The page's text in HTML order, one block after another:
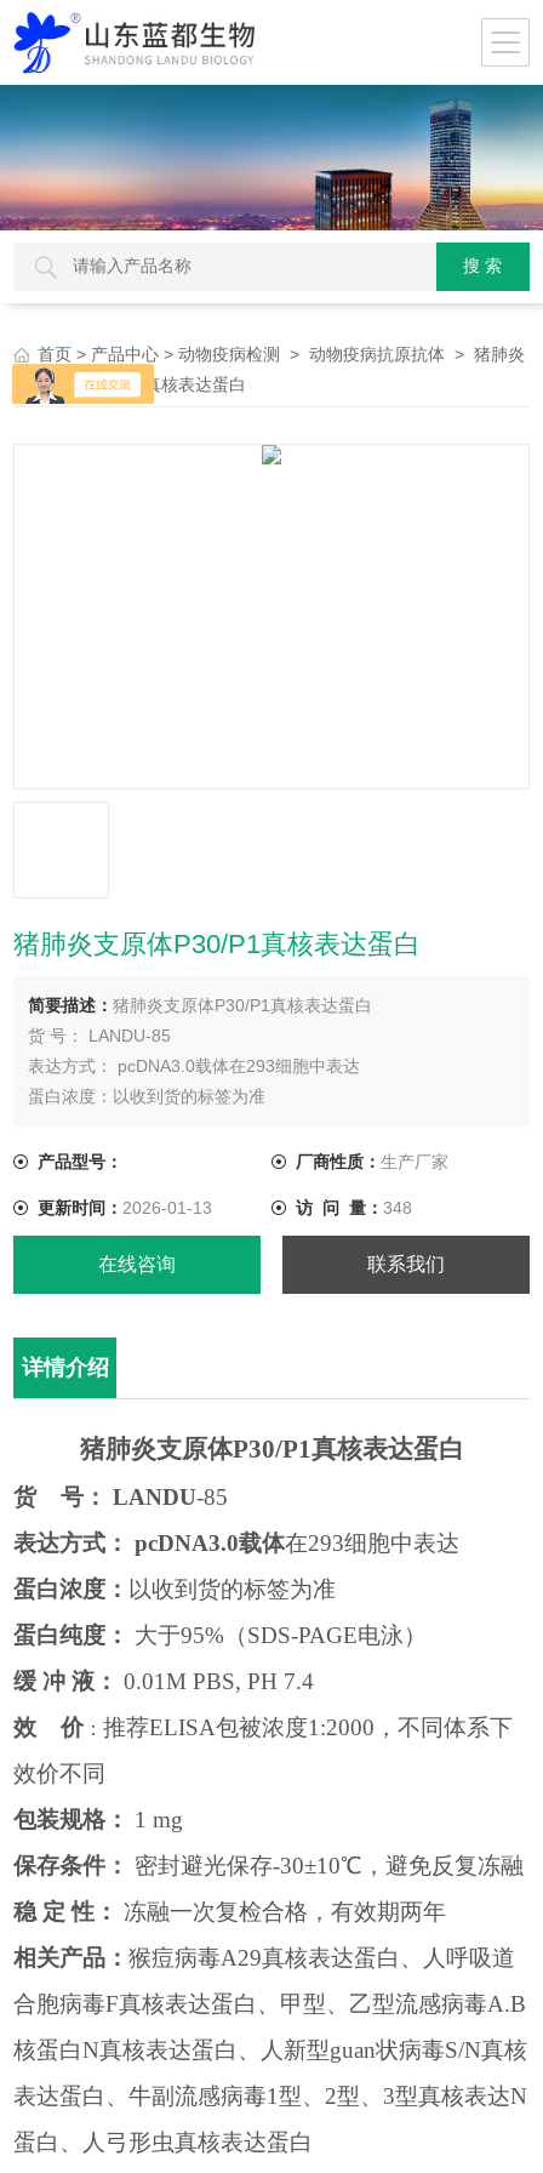
首页 > 产品中心 >动物疫病检测 >动物疫病抗原抗体 > 猪肺炎
支原体P30/P1真核表达蛋白
猪肺炎支原体P30/P1真核表达蛋白
简要描述：猪肺炎支原体P30/P1真核表达蛋白
货 号： LANDU-85
表达方式： pcDNA3.0载体在293细胞中表达
蛋白浓度：以收到货的标签为准
缓 冲 液： 0.01M PBS, PH 7.4
包装规格： 1 mg
产品型号： 厂商性质： 生产厂家
更新时间： 2026-01-13 访 问 量： 348
在线咨询 联系我们
详情介绍
猪肺炎支原体P30/P1真核表达蛋白
货 号： LANDU-85
表达方式： pcDNA3.0载体在293细胞中表达
蛋白浓度： 以收到货的标签为准
蛋白纯度：
大于95% （SDS-PAGE电泳）
缓 冲 液： 0.01M PBS, PH 7.4
效
价：推荐ELISA包被浓度1:2000 ，不同体系下
效价不同
包装规格：
1 mg
保存条件：
密封避光保存-30±10℃，避免反复冻融
稳 定 性：
冻融一次复检合格，有效期两年
相关产品：猴痘病毒A29真核表达蛋白、
人呼吸道
合胞病毒F真核表达蛋白、甲型、乙型流感病毒A.B
核蛋白N真核表达蛋白、
人新型guan状病毒S/N真核
表达蛋白、牛副流感病毒1型、2型、3型真核表达N
蛋白 、 人弓形虫真核表达蛋白